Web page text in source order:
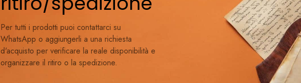
Per tutti i prodotti puoi contattarci su
WhatsApp o aggiungerli a una richiesta
d'acquisto per verificare la reale disponibilità e
organizzare il ritiro o la spedizione.